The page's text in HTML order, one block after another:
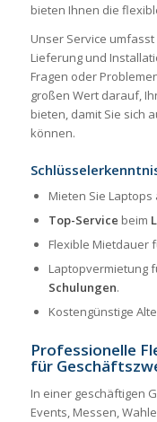
bieten Ihnen die
Unser Service
Lieferung und
Fragen oder
großen Wert darauf,
bieten, damit Sie sich
können.
Mieten Sie Laptops
Top-Service beim
Flexible Mietdauer
Laptopvermietung
Schulungen.
Kostengünstige
Professionelle
für
In einer geschäftigen
Events, Messen,